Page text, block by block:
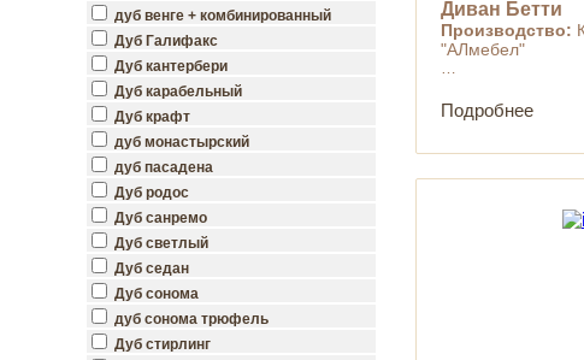
дуб венге + комбинированный
Дуб Галифакс
Дуб кантербери
Дуб карабельный
Дуб крафт
дуб монастырский
дуб пасадена
Дуб родос
Дуб санремо
Дуб светлый
Дуб седан
Дуб сонома
дуб сонома трюфель
Дуб стирлинг
Диван Бетти
Производство:
"АЛмебел"
…
Подробнее